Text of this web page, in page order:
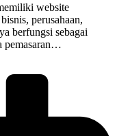
website
perusahaan,
berfungsi sebagai
pemasaran…